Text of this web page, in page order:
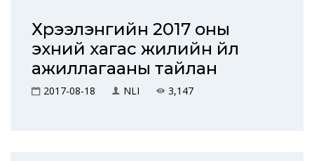
Хүрээлэнгийн 2017 оны
эхний хагас жилийн үйл
ажиллагааны тайлан
2017-08-18 NLI 3,147